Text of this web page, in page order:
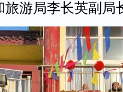
旅游局李长英副局